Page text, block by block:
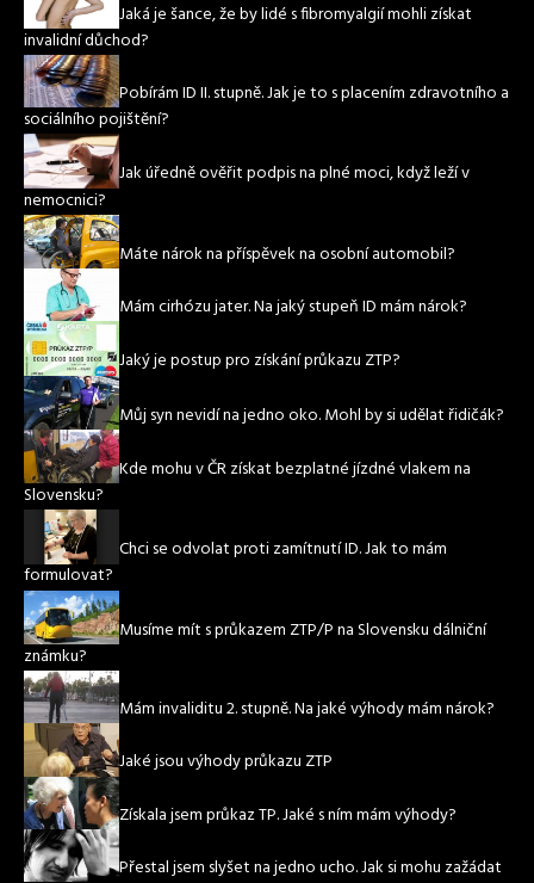
Jaká je šance, že by lidé s fibromyalgií mohli získat
invalidní důchod?
Pobírám ID II. stupně. Jak je to s placením zdravotního a
sociálního pojištění?
Jak úředně ověřit podpis na plné moci, když leží v
nemocnici?
Máte nárok na příspěvek na osobní automobil?
Mám cirhózu jater. Na jaký stupeň ID mám nárok?
Jaký je postup pro získání průkazu ZTP?
Můj syn nevidí na jedno oko. Mohl by si udělat řidičák?
Kde mohu v ČR získat bezplatné jízdné vlakem na
Slovensku?
Chci se odvolat proti zamítnutí ID. Jak to mám
formulovat?
Musíme mít s průkazem ZTP/P na Slovensku dálniční
známku?
Mám invaliditu 2. stupně. Na jaké výhody mám nárok?
Jaké jsou výhody průkazu ZTP
Získala jsem průkaz TP. Jaké s ním mám výhody?
Přestal jsem slyšet na jedno ucho. Jak si mohu zažádat